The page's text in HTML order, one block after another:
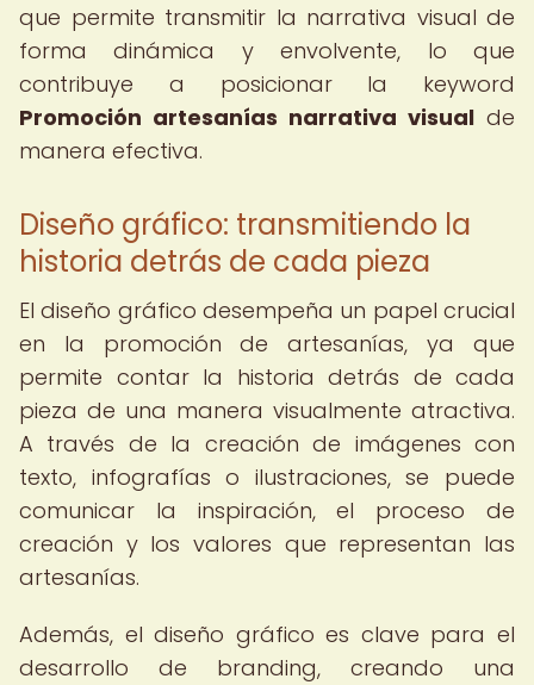
que permite transmitir la narrativa visual de
forma dinámica y envolvente, lo que
contribuye a posicionar la keyword
Promoción artesanías narrativa visual de
manera efectiva.
Diseño gráfico: transmitiendo la
historia detrás de cada pieza
El diseño gráfico desempeña un papel crucial
en la promoción de artesanías, ya que
permite contar la historia detrás de cada
pieza de una manera visualmente atractiva.
A través de la creación de imágenes con
texto, infografías o ilustraciones, se puede
comunicar la inspiración, el proceso de
creación y los valores que representan las
artesanías.
Además, el diseño gráfico es clave para el
desarrollo de branding, creando una